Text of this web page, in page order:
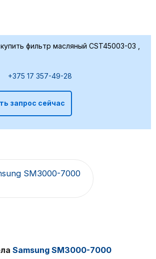
фильтр масляный CST45003-03 ,
+375 17 357-49-28
запрос сейчас
SM3000-7000
Samsung SM3000-7000